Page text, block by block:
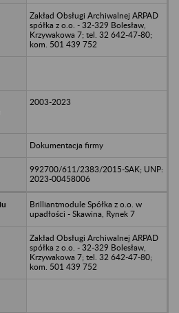
Zakład Obsługi Archiwalnej ARPAD
spółka z o.o. - 32-329 Bolesław,
Krzywakowa 7; tel. 32 642-47-80;
kom. 501 439 752
2003-2023
Dokumentacja firmy
992700/611/2383/2015-SAK; UNP:
2023-00458006
Brilliantmodule Spółka z o.o. w
upadłości - Skawina, Rynek 7
Zakład Obsługi Archiwalnej ARPAD
spółka z o.o. - 32-329 Bolesław,
Krzywakowa 7; tel. 32 642-47-80;
kom. 501 439 752